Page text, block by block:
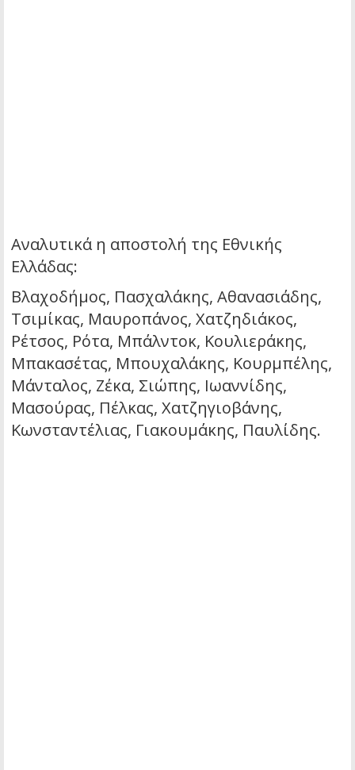
Αναλυτικά η αποστολή της Εθνικής
Ελλάδας:
Βλαχοδήμος, Πασχαλάκης, Αθανασιάδης,
Τσιμίκας, Μαυροπάνος, Χατζηδιάκος,
Ρέτσος, Ρότα, Μπάλντοκ, Κουλιεράκης,
Μπακασέτας, Μπουχαλάκης, Κουρμπέλης,
Μάνταλος, Ζέκα, Σιώπης, Ιωαννίδης,
Μασούρας, Πέλκας, Χατζηγιοβάνης,
Κωνσταντέλιας, Γιακουμάκης, Παυλίδης.